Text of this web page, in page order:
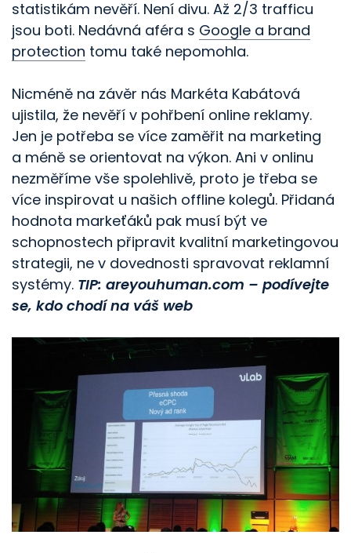
statistikám nevěří. Není divu. Až 2/3 trafficu
jsou boti. Nedávná aféra s Google a brand
protection tomu také nepomohla.
Nicméně na závěr nás Markéta Kabátová
ujistila, že nevěří v pohřbení online reklamy.
Jen je potřeba se více zaměřit na marketing
a méně se orientovat na výkon. Ani v onlinu
nezměříme vše spolehlivě, proto je třeba se
více inspirovat u našich offline kolegů. Přidaná
hodnota markeťáků pak musí být ve
schopnostech připravit kvalitní marketingovou
strategii, ne v dovednosti spravovat reklamní
systémy. TIP: areyouhuman.com – podívejte
se, kdo chodí na váš web